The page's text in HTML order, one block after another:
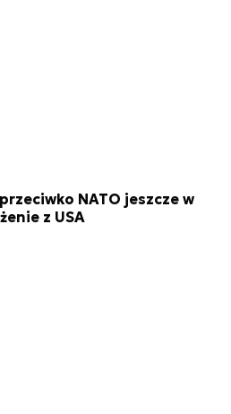
NATO jeszcze w
z USA